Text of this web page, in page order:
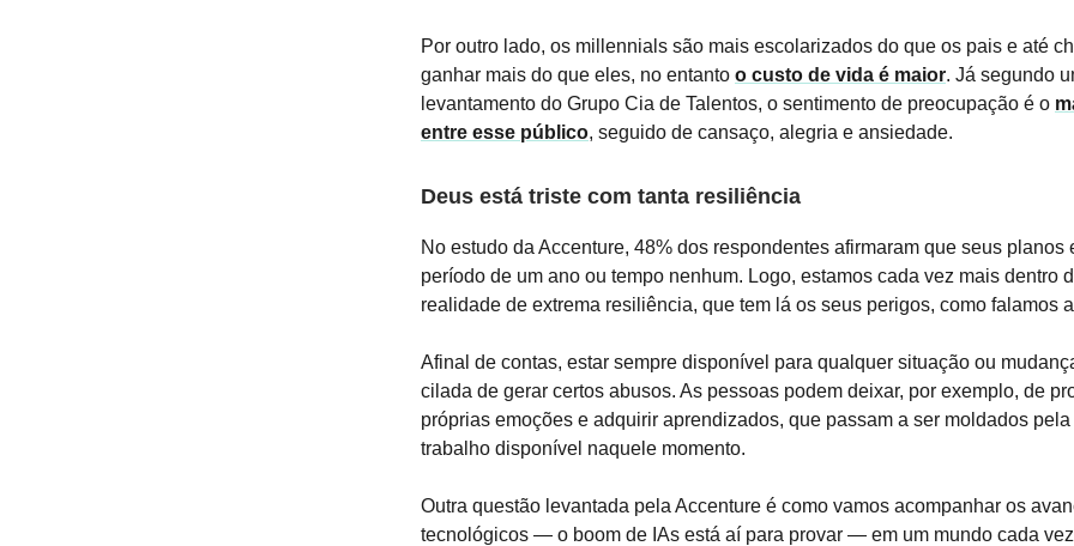
Por outro lado, os millennials são mais escolarizados do que os pais e até
ganhar mais do que eles, no entanto o custo de vida é maior. Já segundo
levantamento do Grupo Cia de Talentos, o sentimento de preocupação é o
entre esse público, seguido de cansaço, alegria e ansiedade.
Deus está triste com tanta resiliência
No estudo da Accenture, 48% dos respondentes afirmaram que seus planos
período de um ano ou tempo nenhum. Logo, estamos cada vez mais dentro
realidade de extrema resiliência, que tem lá os seus perigos, como falamos
Afinal de contas, estar sempre disponível para qualquer situação ou
cilada de gerar certos abusos. As pessoas podem deixar, por exemplo, de
próprias emoções e adquirir aprendizados, que passam a ser moldados
trabalho disponível naquele momento.
Outra questão levantada pela Accenture é como vamos acompanhar os
tecnológicos — o boom de IAs está aí para provar — em um mundo cada